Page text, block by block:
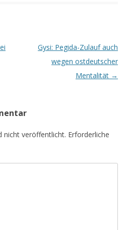
Gysi: Pegida-Zulauf auch
wegen ostdeutscher
Mentalität →
nicht veröffentlicht. Erforderliche